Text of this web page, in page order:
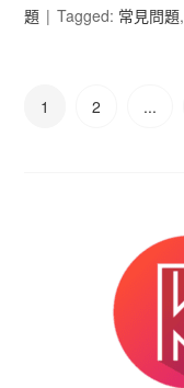
題
Tagged: 常見問題,
1 2 ...